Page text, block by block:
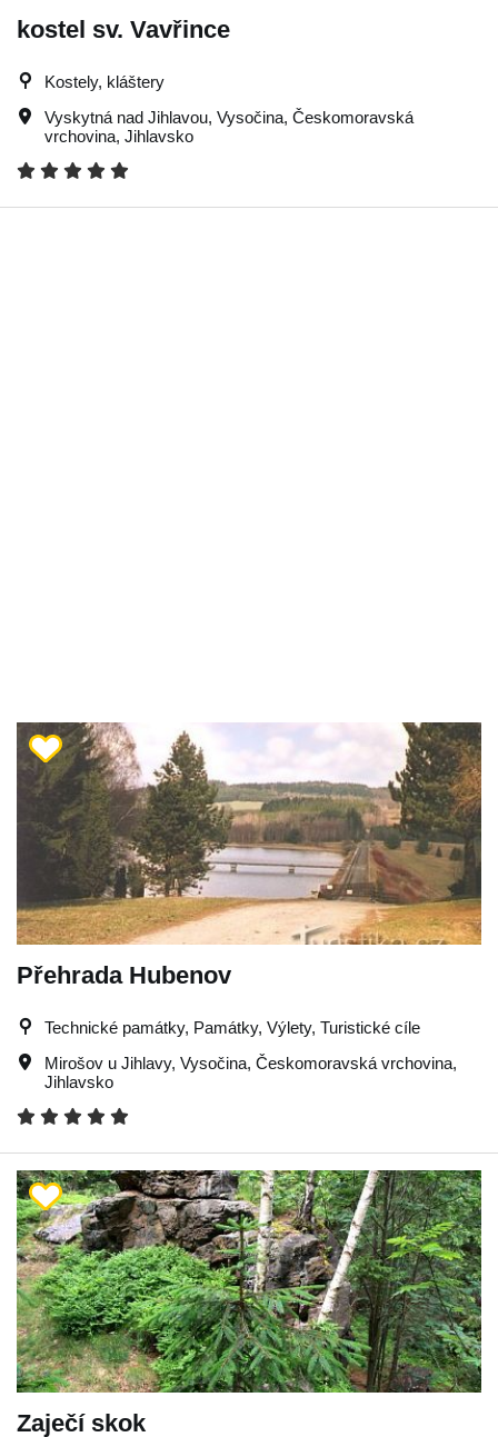
kostel sv. Vavřince
Kostely, kláštery
Vyskytná nad Jihlavou, Vysočina, Českomoravská
vrchovina, Jihlavsko
Přehrada Hubenov
Technické památky, Památky, Výlety, Turistické cíle
Mirošov u Jihlavy, Vysočina, Českomoravská vrchovina,
Jihlavsko
Zaječí skok